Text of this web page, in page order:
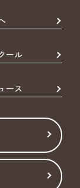
ール
ース